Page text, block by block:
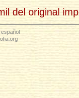
del original